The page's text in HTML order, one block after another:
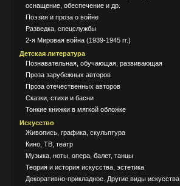
оснащение, обеспечение и др.
Поэзия и проза о войне
Разведка, спецслужбы
2-я Мировая война (1939-1945 гг.)
Детская литература
Познавательная, обучающая, развивающая
Проза зарубежных авторов
Проза отечественных авторов
Сказки, стихи и басни
Тонкие книжки в мягкой обложке
Искусство
Живопись, графика, скульптура
Кино, ТВ, театр
Музыка, ноты, опера, балет, танцы
Теория и история искусства, эстетика
Декоративно-прикладное. Другие виды искусства